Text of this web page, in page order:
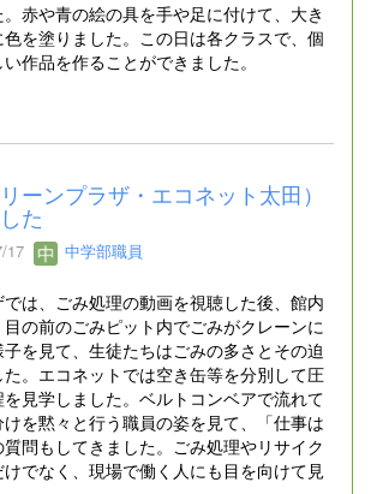
赤や青の絵の具を手や足に付けて、大き
を塗りました。この日は各クラスで、個
作品を作ることができました。
ーンプラザ・エコネット太田）
た
17 中学部職員
は、ごみ処理の動画を視聴した後、館内
の前のごみピット内でごみがクレーンに
を見て、生徒たちはごみの多さとその迫
。エコネットでは空き缶等を分別して圧
見学しました。ベルトコンベアで流れて
けを黙々と行う職員の姿を見て、「仕事は
問もしてきました。ごみ処理やリサイク
でなく、現場で働く人にも目を向けて見